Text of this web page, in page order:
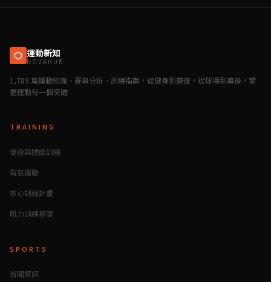
運動新知
NOVAHUB
1,789 篇運動知識、賽事分析、訓練指南，從健身到康復，從球場到幕後，掌
握運動每一個突破
TRAINING
健身與體能訓練
有氧運動
核心訓練計畫
肌力訓練基礎
SPORTS
新聞資訊